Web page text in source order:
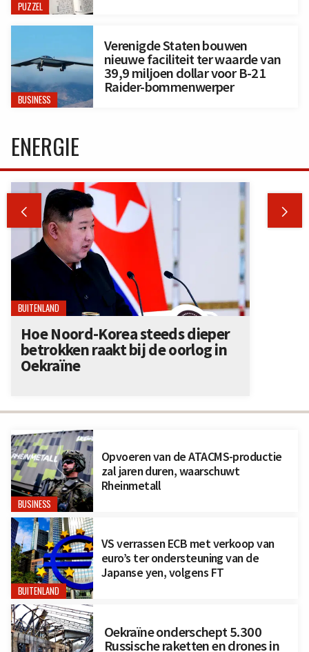
PUZZEL
BUSINESS
Verenigde Staten bouwen
nieuwe faciliteit ter waarde van
39,9 miljoen dollar voor B-21
Raider-bommenwerper
BUSINESS
Opvoeren van de ATACMS-productie
zal jaren duren, waarschuwt
Rheinmetall
BUITENLAND
VS verrassen ECB met verkoop van
euro’s ter ondersteuning van de
Japanse yen, volgens FT
Oekraïne onderschept 5.300
Russische raketten en drones in
ENERGIE
 
BUITENLAND
Hoe Noord-Korea steeds dieper
betrokken raakt bij de oorlog in
Oekraïne